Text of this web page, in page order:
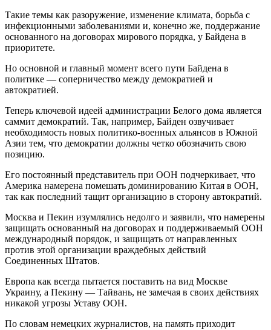
Такие темы как разоружение, изменение климата, борьба с
инфекционными заболеваниями и, конечно же, поддержание
основанного на договорах мирового порядка, у Байдена в
приоритете.
Но основной и главный момент всего пути Байдена в
политике — соперничество между демократией и
автократией.
Теперь ключевой идеей администрации Белого дома является
саммит демократий. Так, например, Байден озвучивает
необходимость новых политико-военных альянсов в Южной
Азии тем, что демократии должны четко обозначить свою
позицию.
Его постоянный представитель при ООН подчеркивает, что
Америка намерена помешать доминированию Китая в ООН,
так как последний тащит организацию в сторону автократий.
Москва и Пекин изумлялись недолго и заявили, что намерены
защищать основанный на договорах и поддерживаемый ООН
международный порядок, и защищать от направленных
против этой организации враждебных действий
Соединенных Штатов.
Европа как всегда пытается поставить на вид Москве
Украину, а Пекину — Тайвань, не замечая в своих действиях
никакой угрозы Уставу ООН.
По словам немецких журналистов, на память приходит